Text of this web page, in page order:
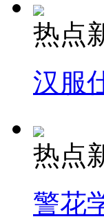
热点
汉服
热点
警花